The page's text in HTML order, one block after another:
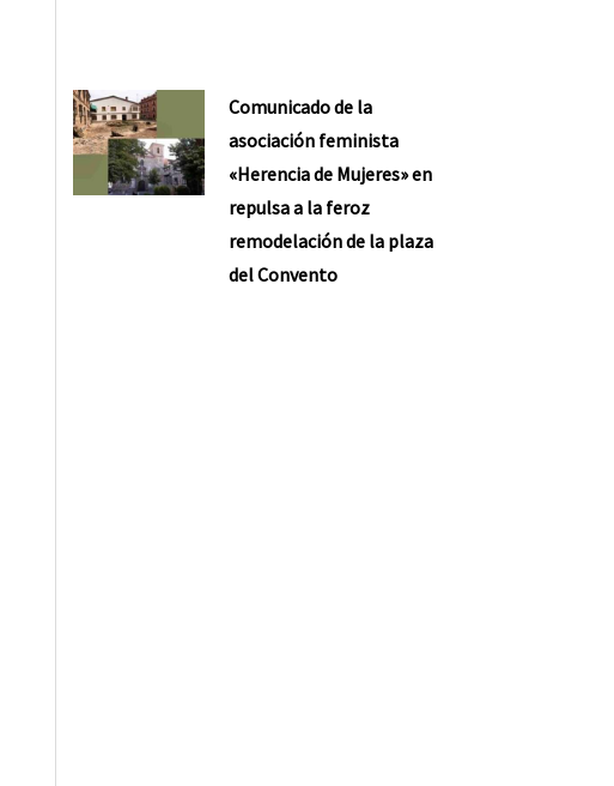
Comunicado de la
asociación feminista
«Herencia de Mujeres» en
repulsa a la feroz
remodelación de la plaza
del Convento